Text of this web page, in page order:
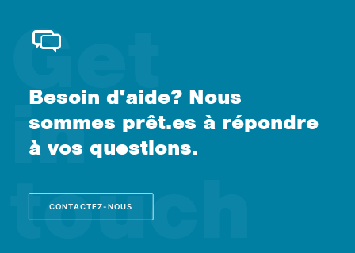
Besoin d'aide? Nous
sommes prêt.es à répondre
à vos questions.
CONTACTEZ-NOUS